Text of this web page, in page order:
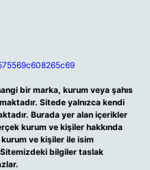
bir marka, kurum veya şahıs
Sitede yalnızca kendi
Burada yer alan içerikler
kurum ve kişiler hakkında
kurum ve kişiler ile isim
bilgiler taslak